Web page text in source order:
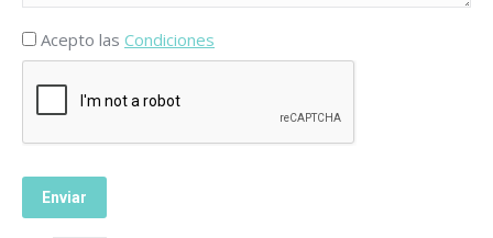
Acepto las Condiciones